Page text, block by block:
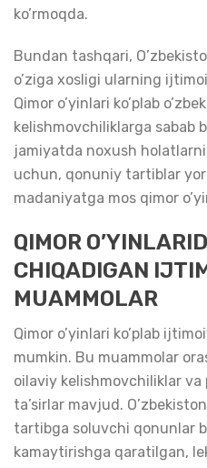
ko’rmoqda.
Bundan tashqari,
o’ziga xosligi ularning
Qimor o’yinlari ko’plab
kelishmovchiliklarga sabab
jamiyatda noxush
uchun, qonuniy tartiblar
madaniyatga mos qimor
QIMOR
CHIQADIGAN
MUAMMOLAR
Qimor o’yinlari ko’plab
mumkin. Bu muammolar
oilaviy kelishmovchiliklar va
ta’sirlar mavjud.
tartibga soluvchi qonunlar
kamaytirishga qaratilgan,